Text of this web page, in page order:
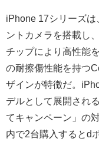
iPhone 17シリーズ
ントカメラを搭載し
チップにより高性能
の耐擦傷性能を持つ
ザインが特徴だ。
デルとして展開され
てキャンペーン」の
内で2台購入するとd